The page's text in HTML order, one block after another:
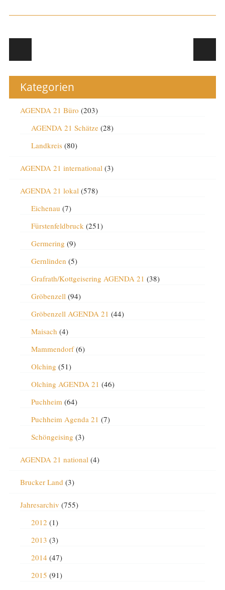
Post navigation
Kategorien
AGENDA 21 Büro (203)
AGENDA 21 Schätze(28)
Landkreis(80)
AGENDA 21 international(3)
AGENDA 21 lokal(578)
Eichenau (7)
Fürstenfeldbruck(251)
Germering (9)
Gernlinden (5)
Grafrath/Kottgeisering AGENDA 21 (38)
Gröbenzell(94)
Gröbenzell AGENDA 21 (44)
Maisach (4)
Mammendorf(6)
Olching (51)
Olching AGENDA 21 (46)
Puchheim(64)
Puchheim Agenda 21 (7)
Schöngeising (3)
AGENDA 21 national(4)
Brucker Land (3)
Jahresarchiv (755)
2012 (1)
2013 (3)
2014 (47)
2015 (91)